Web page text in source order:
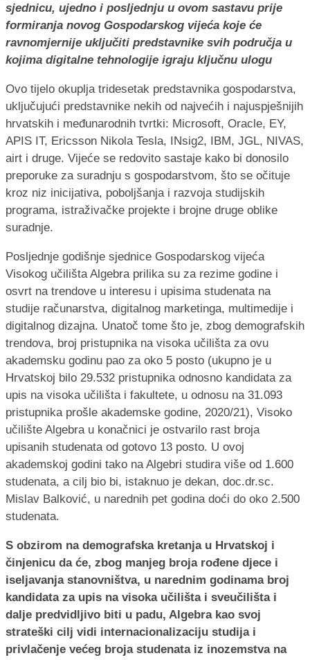
sjednicu, ujedno i posljednju u ovom sastavu prije
formiranja novog Gospodarskog vijeća koje će
ravnomjernije uključiti predstavnike svih područja u
kojima digitalne tehnologije igraju ključnu ulogu
Ovo tijelo okuplja tridesetak predstavnika gospodarstva,
uključujući predstavnike nekih od najvećih i najuspješnijih
hrvatskih i međunarodnih tvrtki: Microsoft, Oracle, EY,
APIS IT, Ericsson Nikola Tesla, INsig2, IBM, JGL, NIVAS,
airt i druge. Vijeće se redovito sastaje kako bi donosilo
preporuke za suradnju s gospodarstvom, što se očituje
kroz niz inicijativa, poboljšanja i razvoja studijskih
programa, istraživačke projekte i brojne druge oblike
suradnje.
Posljednje godišnje sjednice Gospodarskog vijeća
Visokog učilišta Algebra prilika su za rezime godine i
osvrt na trendove u interesu i upisima studenata na
studije računarstva, digitalnog marketinga, multimedije i
digitalnog dizajna. Unatoč tome što je, zbog demografskih
trendova, broj pristupnika na visoka učilišta za ovu
akademsku godinu pao za oko 5 posto (ukupno je u
Hrvatskoj bilo 29.532 pristupnika odnosno kandidata za
upis na visoka učilišta i fakultete, u odnosu na 31.093
pristupnika prošle akademske godine, 2020/21), Visoko
učilište Algebra u konačnici je ostvarilo rast broja
upisanih studenata od gotovo 13 posto. U ovoj
akademskoj godini tako na Algebri studira više od 1.600
studenata, a cilj bio bi, istaknuo je dekan, doc.dr.sc.
Mislav Balković, u narednih pet godina doći do oko 2.500
studenata.
S obzirom na demografska kretanja u Hrvatskoj i
činjenicu da će, zbog manjeg broja rođene djece i
iseljavanja stanovništva, u narednim godinama broj
kandidata za upis na visoka učilišta i sveučilišta i
dalje predvidljivo biti u padu, Algebra kao svoj
strateški cilj vidi internacionalizaciju studija i
privlačenje većeg broja studenata iz inozemstva na